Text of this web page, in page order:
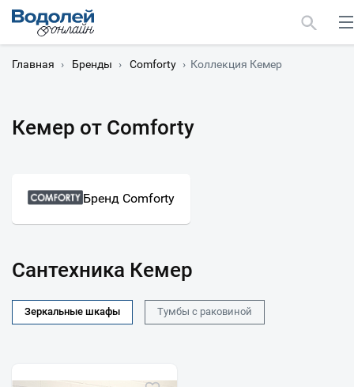
Главная › Бренды › Comforty › Коллекция Кемер
Кемер от Comforty
Бренд Comforty
Сантехника Кемер
Зеркальные шкафы Тумбы с раковиной